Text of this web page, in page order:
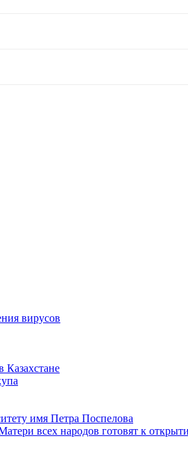
вирусов
Казахстане
имя Петра Поспелова
всех народов готовят к